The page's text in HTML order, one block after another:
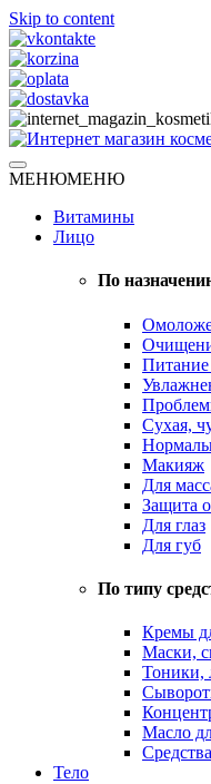
Skip to content
Интернет
Натуральная косметика
МЕНЮМЕНЮ
Витамины
Лицо
По
Сухая,
Макияж
Для
Защита
Для глаз
Для губ
По типу
Кремы
Маски,
Тоники,
Масло
Тело